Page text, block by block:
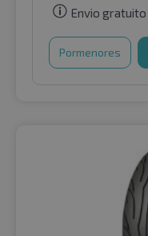
Envio gratuito
Pormenores